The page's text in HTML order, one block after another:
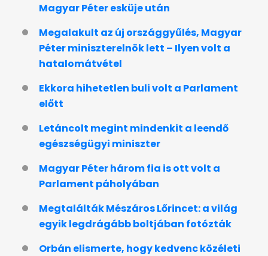
Magyar Péter esküje után
Megalakult az új országgyűlés, Magyar
Péter miniszterelnök lett – Ilyen volt a
hatalomátvétel
Ekkora hihetetlen buli volt a Parlament
előtt
Letáncolt megint mindenkit a leendő
egészségügyi miniszter
Magyar Péter három fia is ott volt a
Parlament páholyában
Megtalálták Mészáros Lőrincet: a világ
egyik legdrágább boltjában fotózták
Orbán elismerte, hogy kedvenc közéleti